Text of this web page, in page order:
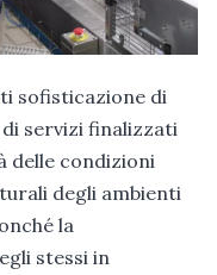
sofisticazione di
di servizi finalizzati
delle condizioni
degli ambienti
la
stessi in